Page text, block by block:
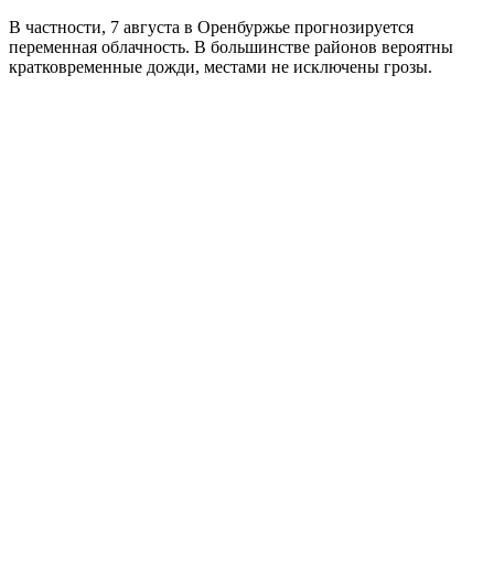
В частности, 7 августа в Оренбуржье прогнозируется
переменная облачность. В большинстве районов вероятны
кратковременные дожди, местами не исключены грозы.